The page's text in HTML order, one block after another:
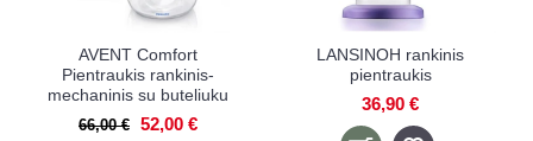
AVENT Comfort
Pientraukis rankinis-
mechaninis su buteliuku
66,00 € 52,00 €
LANSINOH rankinis
pientraukis
36,90 €